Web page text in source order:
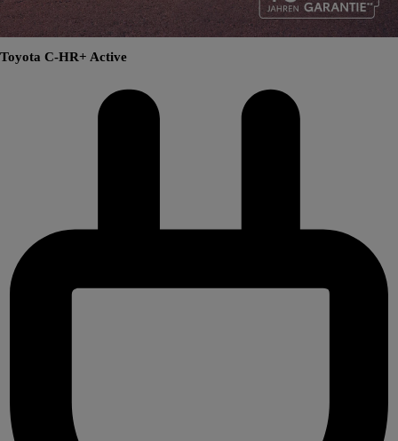
Toyota C-HR+ Active